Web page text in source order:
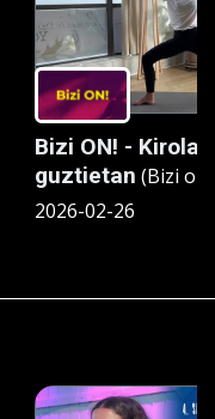
Bizi ON! - Kirola
guztietan (Bizi on)
2026-02-26